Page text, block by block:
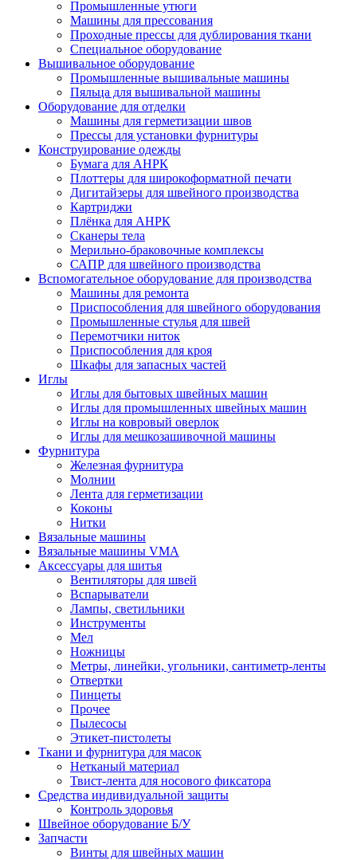
Промышленные утюги
Машины для прессования
Проходные прессы для дублирования ткани
Специальное оборудование
Вышивальное оборудование
Промышленные вышивальные машины
Пяльца для вышивальной машины
Оборудование для отделки
Машины для герметизации швов
Прессы для установки фурнитуры
Конструирование одежды
Бумага для АНРК
Плоттеры для широкоформатной печати
Дигитайзеры для швейного производства
Картриджи
Плёнка для АНРК
Сканеры тела
Мерильно-браковочные комплексы
САПР для швейного производства
Вспомогательное оборудование для производства
Машины для ремонта
Приспособления для швейного оборудования
Промышленные стулья для швей
Перемотчики ниток
Приспособления для кроя
Шкафы для запасных частей
Иглы
Иглы для бытовых швейных машин
Иглы для промышленных швейных машин
Иглы на ковровый оверлок
Иглы для мешкозашивочной машины
Фурнитура
Железная фурнитура
Молнии
Лента для герметизации
Коконы
Нитки
Вязальные машины
Вязальные машины VMA
Аксессуары для шитья
Вентиляторы для швей
Вспарыватели
Лампы, светильники
Инструменты
Мел
Ножницы
Метры, линейки, угольники, сантиметр-ленты
Отвертки
Пинцеты
Прочее
Пылесосы
Этикет-пистолеты
Ткани и фурнитура для масок
Нетканый материал
Твист-лента для носового фиксатора
Средства индивидуальной защиты
Контроль здоровья
Швейное оборудование Б/У
Запчасти
Винты для швейных машин